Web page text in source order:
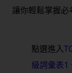
讓你輕鬆掌握必
點選進入
級詞彙表1